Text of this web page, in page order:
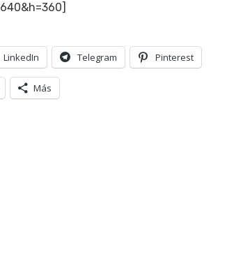
LinkedIn Telegram Pinterest
Más